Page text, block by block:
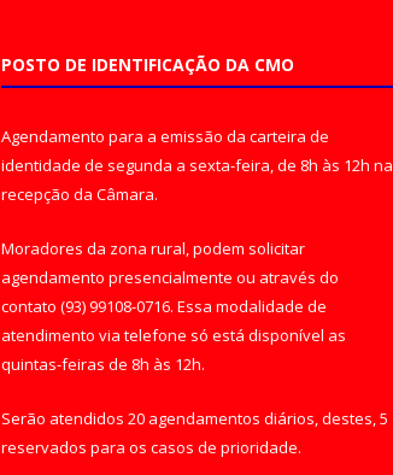
POSTO DE IDENTIFICAÇÃO DA CMO
Agendamento para a emissão da carteira de
identidade de segunda a sexta-feira, de 8h às 12h na
recepção da Câmara.
Moradores da zona rural, podem solicitar
agendamento presencialmente ou através do
contato (93) 99108-0716. Essa modalidade de
atendimento via telefone só está disponível as
quintas-feiras de 8h às 12h.
Serão atendidos 20 agendamentos diários, destes, 5
reservados para os casos de prioridade.